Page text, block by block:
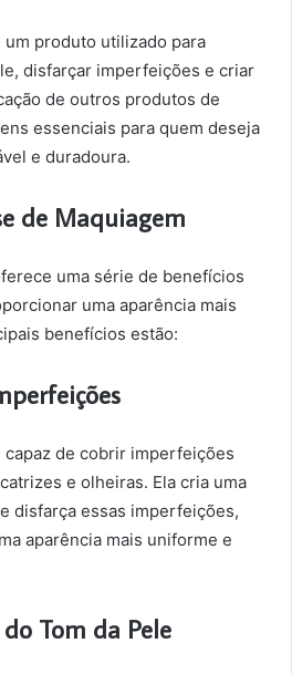
um produto utilizado para
disfarçar imperfeições e criar
de outros produtos de
essenciais para quem deseja
e duradoura.
de Maquiagem
uma série de benefícios
uma aparência mais
benefícios estão:
capaz de cobrir imperfeições
e olheiras. Ela cria uma
disfarça essas imperfeições,
aparência mais uniforme e
Tom da Pele